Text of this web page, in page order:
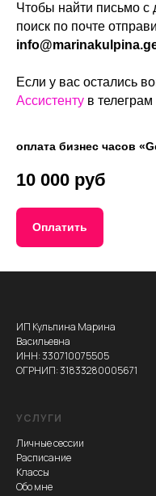
Чтобы найти письмо с
поиск по почте
Если у вас остались
Ассистенту в телеграм
оплата бизнес часов «
10 000 руб
Оплатить
ИП Кульпина Марина
Васильевна
ИНН: 330710075505
ОГРНИП: 31833280005671
УСЛУГИ
Личные сессии
Расписание
Классы
Обо мне